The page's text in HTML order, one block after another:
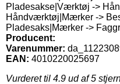
Pladesakse|Værktøj ->
Håndværktøj|Mærker ->
Pladesaks|Mærker ->
Producent:
Varenummer:
EAN: 4010220025697
Vurderet til 4.9 ud af 5